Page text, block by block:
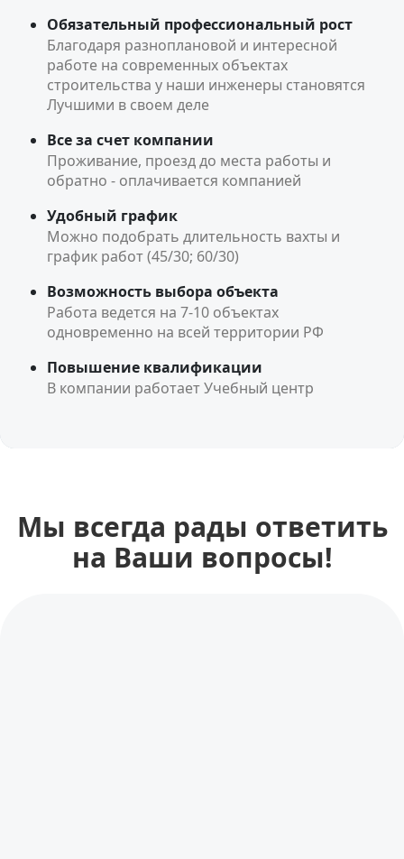
Обязательный профессиональный рост
Благодаря разноплановой и интересной
работе на современных объектах
строительства у наши инженеры становятся
Лучшими в своем деле
Все за счет компании
Проживание, проезд до места работы и
обратно - оплачивается компанией
Удобный график
Можно подобрать длительность вахты и
график работ (45/30; 60/30)
Возможность выбора объекта
Работа ведется на 7-10 объектах
одновременно на всей территории РФ
Повышение квалификации
В компании работает Учебный центр
Мы всегда рады ответить
на Ваши вопросы!